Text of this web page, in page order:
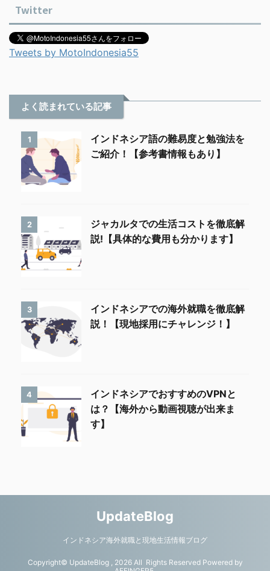
Twitter
Tweets by MotoIndonesia55
よく読まれている記事
1
インドネシア語の難易度と勉強法を
ご紹介！【参考書情報もあり】
2
ジャカルタでの生活コストを徹底解
説!【具体的な費用も分かります】
3
インドネシアでの海外就職を徹底解
説！【現地採用にチャレンジ！】
4
インドネシアでおすすめのVPNと
は？【海外から動画視聴が出来ま
す】
UpdateBlog
インドネシア海外就職と現地生活情報ブログ
Copyright© UpdateBlog , 2026 All Rights Reserved Powered by